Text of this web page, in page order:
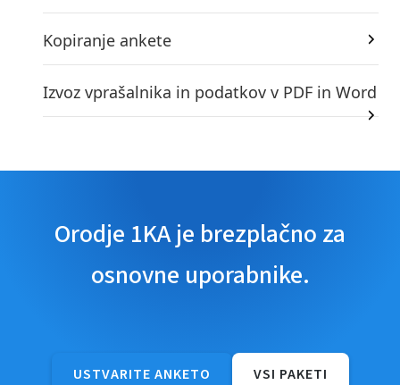
Kopiranje ankete
Izvoz vprašalnika in podatkov v PDF in Word
Orodje 1KA je brezplačno za
osnovne uporabnike.
USTVARITE ANKETO VSI PAKETI